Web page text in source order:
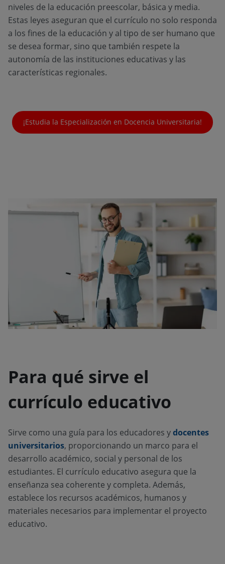
niveles de la educación preescolar, básica y media.
Estas leyes aseguran que el currículo no solo responda
a los fines de la educación y al tipo de ser humano que
se desea formar, sino que también respete la
autonomía de las instituciones educativas y las
características regionales.
¡Estudia la Especialización en Docencia Universitaria!
Para qué sirve el
currículo educativo
Sirve como una guía para los educadores ydocentes
universitarios, proporcionando un marco para el
desarrollo académico, social y personal de los
estudiantes. El currículo educativo asegura que la
enseñanza sea coherente y completa. Además,
establece los recursos académicos, humanos y
materiales necesarios para implementar el proyecto
educativo.